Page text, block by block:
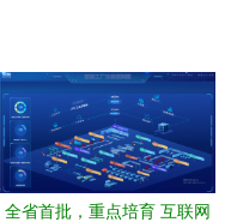
全省首批，重点培育 互联网